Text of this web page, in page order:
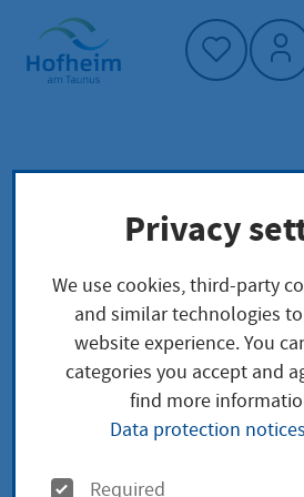
Home"
Taxigenehmigung beantragen
beantragen
Privacy
We use cookies, third-party
and similar technologies
website experience. You
categories you accept and
find more
Data protection notices
O
Required